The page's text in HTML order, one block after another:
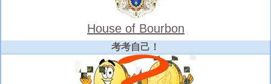
House of Bourbon
考考自己！